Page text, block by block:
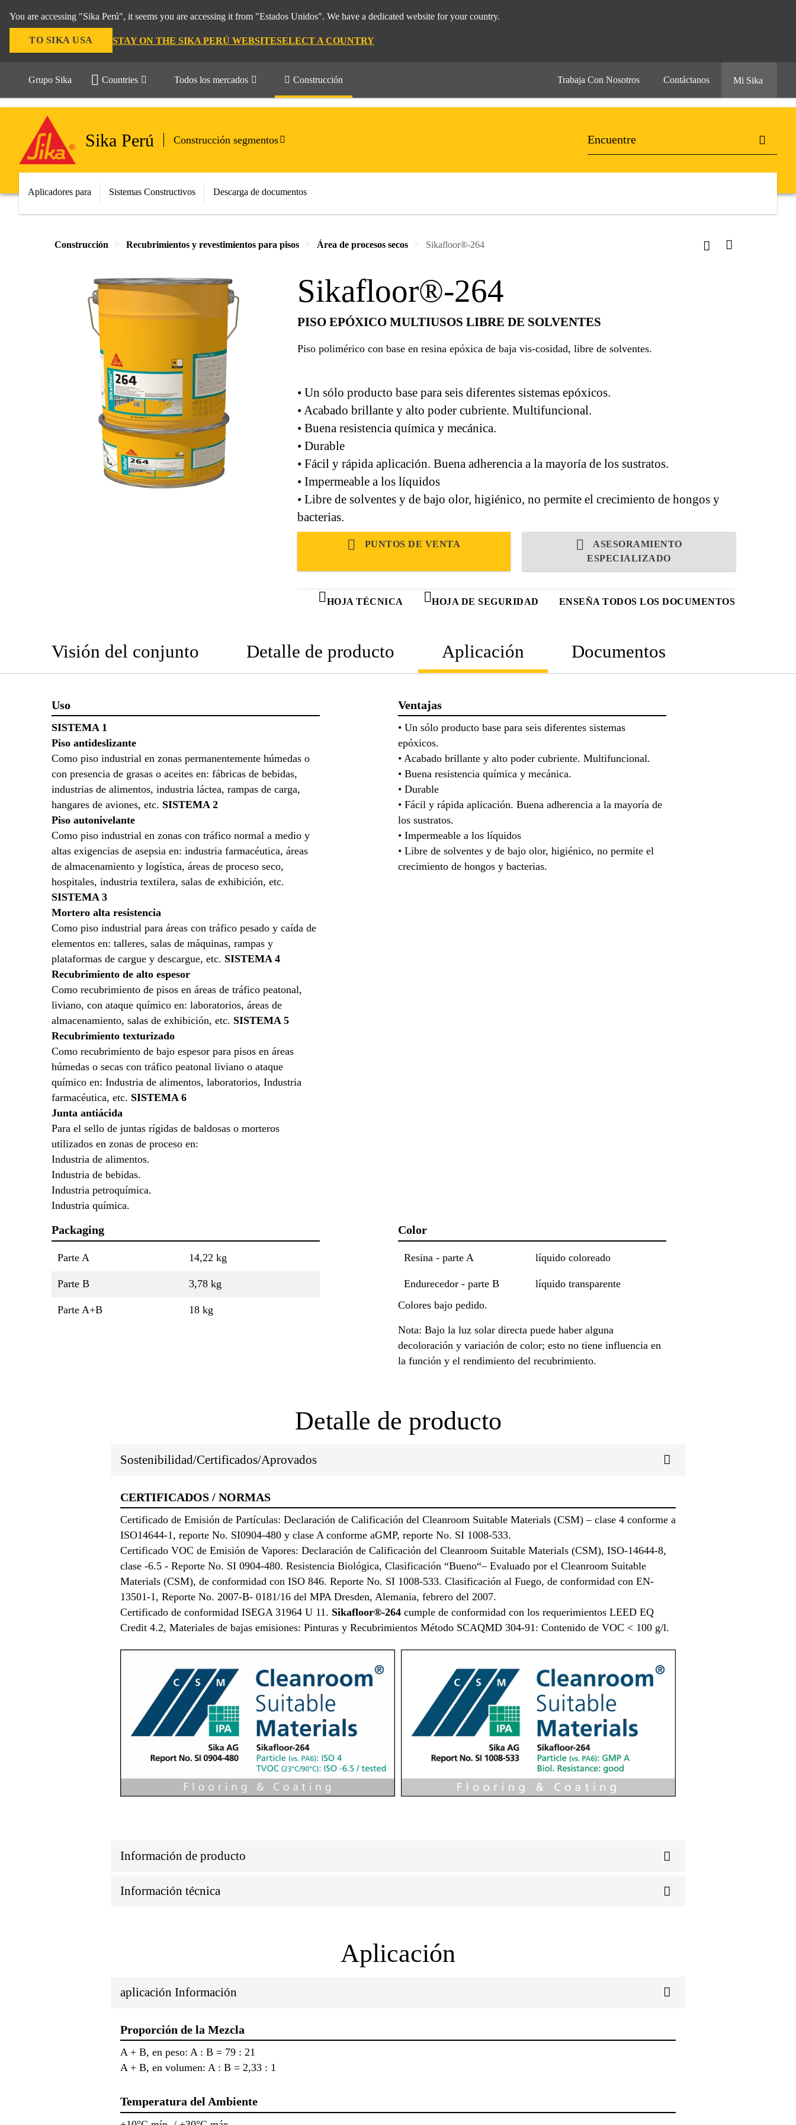
You are accessing "Sika Perú", it seems you are accessing it from "Estados Unidos". We have a dedicated website for your country.
TO SIKA USA STAY ON THE SIKA PERÚ WEBSITESELECT A COUNTRY
Grupo Sika Countries Todos los mercados Construcción Trabaja Con Nosotros Contáctanos Mi Sika
Sika Perú Construcción segmentos
Aplicadores para Sistemas Constructivos Descarga de documentos
Construcción Recubrimientos y revestimientos para pisos Área de procesos secos Sikafloor®-264
Sikafloor®-264
PISO EPÓXICO MULTIUSOS LIBRE DE SOLVENTES
Piso polimérico con base en resina epóxica de baja vis-cosidad, libre de solventes.
• Un sólo producto base para seis diferentes sistemas epóxicos.
• Acabado brillante y alto poder cubriente. Multifuncional.
• Buena resistencia química y mecánica.
• Durable
• Fácil y rápida aplicación. Buena adherencia a la mayoría de los sustratos.
• Impermeable a los líquidos
• Libre de solventes y de bajo olor, higiénico, no permite el crecimiento de hongos y
bacterias.
PUNTOS DE VENTA
ASESORAMIENTO
ESPECIALIZADO
HOJA TÉCNICA HOJA DE SEGURIDAD ENSEÑA TODOS LOS DOCUMENTOS
Visión del conjunto Detalle de producto Aplicación Documentos
Uso
SISTEMA 1
Piso antideslizante
Como piso industrial en zonas permanentemente húmedas o
con presencia de grasas o aceites en: fábricas de bebidas,
industrias de alimentos, industria láctea, rampas de carga,
hangares de aviones, etc. SISTEMA 2
Piso autonivelante
Como piso industrial en zonas con tráfico normal a medio y
altas exigencias de asepsia en: industria farmacéutica, áreas
de almacenamiento y logística, áreas de proceso seco,
hospitales, industria textilera, salas de exhibición, etc.
SISTEMA 3
Mortero alta resistencia
Como piso industrial para áreas con tráfico pesado y caída de
elementos en: talleres, salas de máquinas, rampas y
plataformas de cargue y descargue, etc. SISTEMA 4
Recubrimiento de alto espesor
Como recubrimiento de pisos en áreas de tráfico peatonal,
liviano, con ataque químico en: laboratorios, áreas de
almacenamiento, salas de exhibición, etc. SISTEMA 5
Recubrimiento texturizado
Como recubrimiento de bajo espesor para pisos en áreas
húmedas o secas con tráfico peatonal liviano o ataque
químico en: Industria de alimentos, laboratorios, Industria
farmacéutica, etc. SISTEMA 6
Junta antiácida
Para el sello de juntas rígidas de baldosas o morteros
utilizados en zonas de proceso en:
Industria de alimentos.
Industria de bebidas.
Industria petroquímica.
Industria química.
Ventajas
• Un sólo producto base para seis diferentes sistemas
epóxicos.
• Acabado brillante y alto poder cubriente. Multifuncional.
• Buena resistencia química y mecánica.
• Durable
• Fácil y rápida aplicación. Buena adherencia a la mayoría de
los sustratos.
• Impermeable a los líquidos
• Libre de solventes y de bajo olor, higiénico, no permite el
crecimiento de hongos y bacterias.
Packaging
Parte A 14,22 kg
Parte B 3,78 kg
Parte A+B 18 kg
Color
Resina - parte A líquido coloreado
Endurecedor - parte B
líquido transparente
Colores bajo pedido.
Nota: Bajo la luz solar directa puede haber alguna
decoloración y variación de color; esto no tiene influencia en
la función y el rendimiento del recubrimiento.
Detalle de producto
Sostenibilidad/Certificados/Aprovados
CERTIFICADOS / NORMAS
Certificado de Emisión de Partículas: Declaración de Calificación del Cleanroom Suitable Materials (CSM) – clase 4 conforme a
ISO14644-1, reporte No. SI0904-480 y clase A conforme aGMP, reporte No. SI 1008-533.
Certificado VOC de Emisión de Vapores: Declaración de Calificación del Cleanroom Suitable Materials (CSM), ISO-14644-8,
clase -6.5 - Reporte No. SI 0904-480. Resistencia Biológica, Clasificación “Bueno“– Evaluado por el Cleanroom Suitable
Materials (CSM), de conformidad con ISO 846. Reporte No. SI 1008-533. Clasificación al Fuego, de conformidad con EN-
13501-1, Reporte No. 2007-B- 0181/16 del MPA Dresden, Alemania, febrero del 2007.
Certificado de conformidad ISEGA 31964 U 11. Sikafloor®-264 cumple de conformidad con los requerimientos LEED EQ
Credit 4.2, Materiales de bajas emisiones: Pinturas y Recubrimientos Método SCAQMD 304-91: Contenido de VOC < 100 g/l.
Información de producto
Información técnica
Aplicación
aplicación Información
Proporción de la Mezcla
A + B, en peso: A : B = 79 : 21
A + B, en volumen: A : B = 2,33 : 1
Temperatura del Ambiente